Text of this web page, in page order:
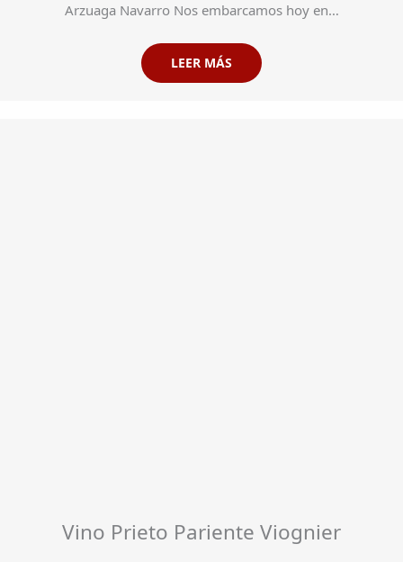
Arzuaga Navarro Nos embarcamos hoy en…
LEER MÁS
Vino Prieto Pariente Viognier